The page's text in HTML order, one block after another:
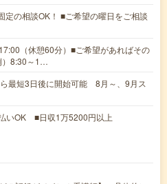
定の相談OK！ ■ご希望の曜日をご相談
（休憩60分）■ご希望があればその
）8:30～1…
最短3日後に開始可能 8月～、9月ス
いOK ■日収1万5200円以上